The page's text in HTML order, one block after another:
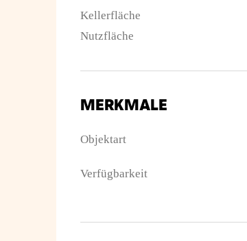
Kellerfläche
Nutzfläche
MERKMALE
Objektart
Verfügbarkeit